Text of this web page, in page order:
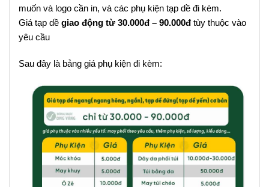
muốn và logo cần in, và các phụ kiện tạp dề đi kèm.
Giá tạp dề giao động từ 30.000đ – 90.000đtùy thuộc vào
yêu cầu
Sau đây là bảng giá phụ kiện đi kèm: